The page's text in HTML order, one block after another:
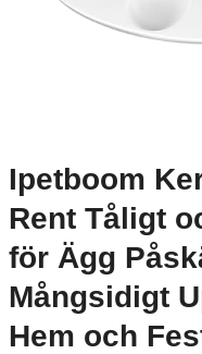
Ipetboom
Rent Tåligt
för Ägg
Mångsidigt
Hem och